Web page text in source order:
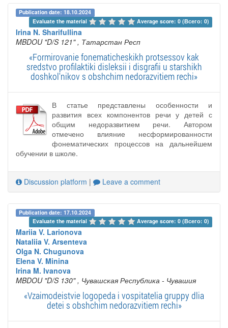
Publication date: 18.10.2024
Evaluate the material
Average score: 0 (Всего: 0)
Irina N. Sharifullina
MBDOU "D/S 121" , Татарстан Респ
«Formirovanie fonematicheskikh protsessov kak
sredstvo profilaktiki disleksii i disgrafii u starshikh
doshkol'nikov s obshchim nedorazvitiem rechi»
В статье представлены особенности и
развития всех компонентов речи у детей с
общим недоразвитием речи. Автором
отмечено влияние несформированности
фонематических процессов на дальнейшем
обучении в школе.
Discussion platform | Leave a comment
Publication date: 17.10.2024
Evaluate the material
Average score: 0 (Всего: 0)
Mariia V. Larionova
Nataliia V. Arsenteva
Olga N. Chugunova
Elena V. Minina
Irina M. Ivanova
MBDOU "D/S 130" , Чувашская Республика - Чувашия
«Vzaimodeistvie logopeda i vospitatelia gruppy dlia
detei s obshchim nedorazvitiem rechi»